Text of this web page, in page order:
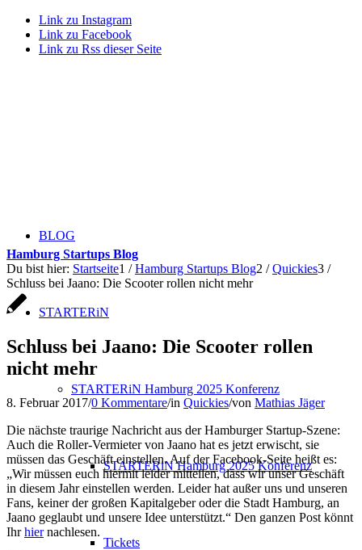
Link zu Instagram
Link zu Facebook
Link zu Rss dieser Seite
BLOG
STARTERiN
STARTERiN Hamburg 2025 Konferenz
STARTERiN Hamburg 2025 Konferenz
Tickets
Hamburg Startups Blog
Du bist hier: Startseite1 / Hamburg Startups Blog2 / Quickies3 /
Schluss bei Jaano: Die Scooter rollen nicht mehr
Schluss bei Jaano: Die Scooter rollen
nicht mehr
8. Februar 2017/0 Kommentare/in Quickies/von Mathias Jäger
Die nächste traurige Nachricht aus der Hamburger Startup-Szene:
Auch die Roller-Vermieter von Jaano hat es jetzt erwischt, sie
müssen das Geschäft einstellen. Auf der Facebook-Seite heißt es:
„Wir müssen euch hiermit leider mitteilen, dass wir unser Geschäft
in diesem Jahr einstellen werden. Leider hat außer uns und unseren
Fans, keiner der großen Kapitalgeber oder die Stadt Hamburg, an
Jaano geglaubt und unsere Idee unterstützt.“ Den ganzen Post könnt
Ihrhiernachlesen.